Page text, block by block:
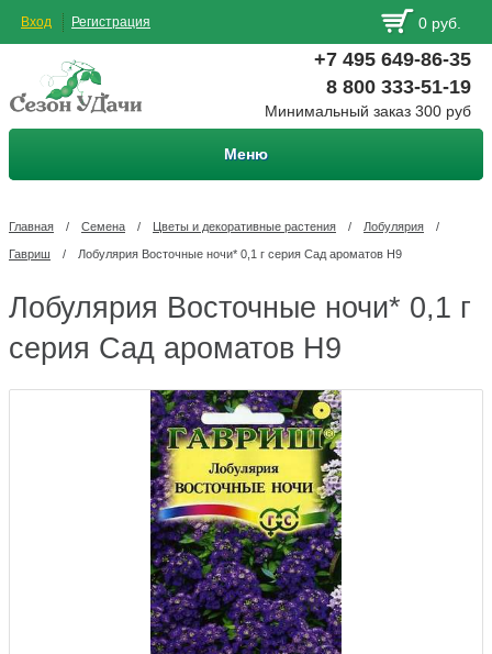
Вход Регистрация 0 руб.
+7 495 649-86-35
8 800 333-51-19
Минимальный заказ 300 руб
Меню
Главная / Семена / Цветы и декоративные растения / Лобулярия /
Гавриш / Лобулярия Восточные ночи* 0,1 г серия Сад ароматов Н9
Лобулярия Восточные ночи* 0,1 г
серия Сад ароматов Н9